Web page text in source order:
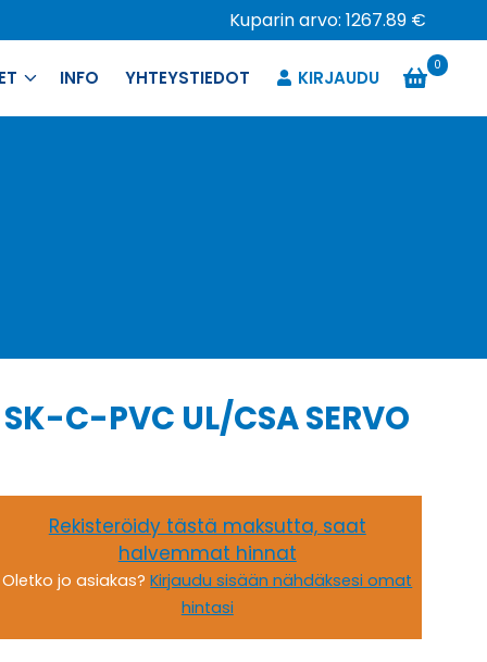
Kuparin arvo: 1267.89 €
INFO YHTEYSTIEDOT KIRJAUDU
0
C-PVC UL/CSA SERVO
Rekisteröidy tästä maksutta, saat
halvemmat hinnat
Oletko jo asiakas?Kirjaudu sisään nähdäksesi omat
hintasi